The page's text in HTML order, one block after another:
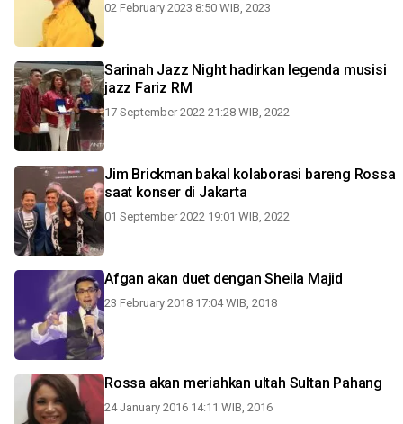
02 February 2023 8:50 WIB, 2023
Sarinah Jazz Night hadirkan legenda musisi
jazz Fariz RM
17 September 2022 21:28 WIB, 2022
Jim Brickman bakal kolaborasi bareng Rossa
saat konser di Jakarta
01 September 2022 19:01 WIB, 2022
Afgan akan duet dengan Sheila Majid
23 February 2018 17:04 WIB, 2018
Rossa akan meriahkan ultah Sultan Pahang
24 January 2016 14:11 WIB, 2016